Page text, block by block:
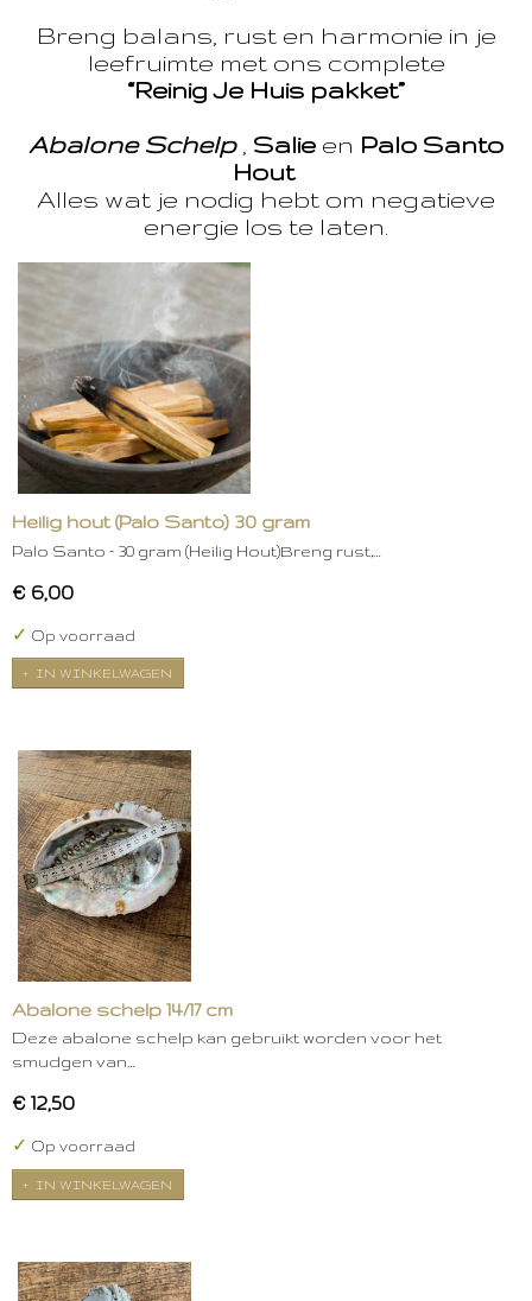
Breng balans, rust en harmonie in je
leefruimte met ons complete
“Reinig Je Huis pakket”
Abalone Schelp, Salie en Palo Santo
Hout
Alles wat je nodig hebt om negatieve
energie los te laten.
Heilig hout (Palo Santo) 30 gram
Palo Santo – 30 gram (Heilig Hout)Breng rust,…
€ 6,00
✓ Op voorraad
IN WINKELWAGEN
Abalone schelp 14/17 cm
Deze abalone schelp kan gebruikt worden voor het
smudgen van…
€ 12,50
✓ Op voorraad
IN WINKELWAGEN